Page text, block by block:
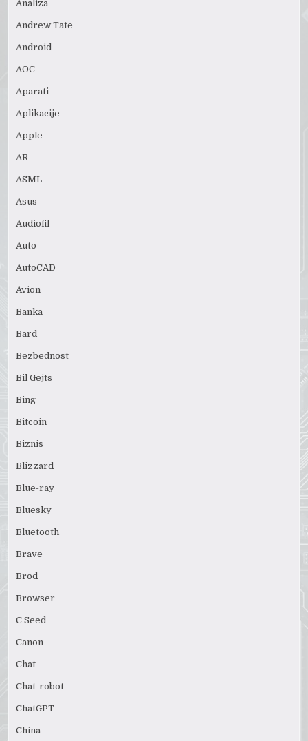
Analiza
Andrew Tate
Android
AOC
Aparati
Aplikacije
Apple
AR
ASML
Asus
Audiofil
Auto
AutoCAD
Avion
Banka
Bard
Bezbednost
Bil Gejts
Bing
Bitcoin
Biznis
Blizzard
Blue-ray
Bluesky
Bluetooth
Brave
Brod
Browser
C Seed
Canon
Chat
Chat-robot
ChatGPT
China